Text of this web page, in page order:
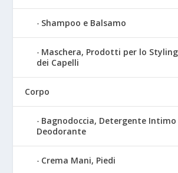
Shampoo e Balsamo
Maschera, Prodotti per lo
dei Capelli
Corpo
Bagnodoccia, Detergente Intimo
Deodorante
Crema Mani, Piedi